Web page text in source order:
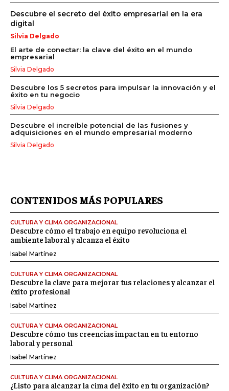
Descubre el secreto del éxito empresarial en la era
digital
Silvia Delgado
El arte de conectar: la clave del éxito en el mundo
empresarial
Silvia Delgado
Descubre los 5 secretos para impulsar la innovación y el
éxito en tu negocio
Silvia Delgado
Descubre el increíble potencial de las fusiones y
adquisiciones en el mundo empresarial moderno
Silvia Delgado
CONTENIDOS MÁS POPULARES
CULTURA Y CLIMA ORGANIZACIONAL
Descubre cómo el trabajo en equipo revoluciona el
ambiente laboral y alcanza el éxito
Isabel Martínez
CULTURA Y CLIMA ORGANIZACIONAL
Descubre la clave para mejorar tus relaciones y alcanzar el
éxito profesional
Isabel Martínez
CULTURA Y CLIMA ORGANIZACIONAL
Descubre cómo tus creencias impactan en tu entorno
laboral y personal
Isabel Martínez
CULTURA Y CLIMA ORGANIZACIONAL
¿Listo para alcanzar la cima del éxito en tu organización?